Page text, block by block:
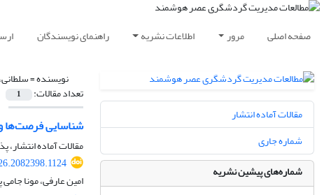
صفحه اصلی مرور اطلاعات نشریه راهنمای نویسندگان
نویسنده =
تعداد مقالات: 1
شناسایی فرصت‌ها
مقالات آماده انتشار،
امین عارفی، مونا
مقالات آماده انتشار
شماره جاری
شماره‌های پیشین نشریه